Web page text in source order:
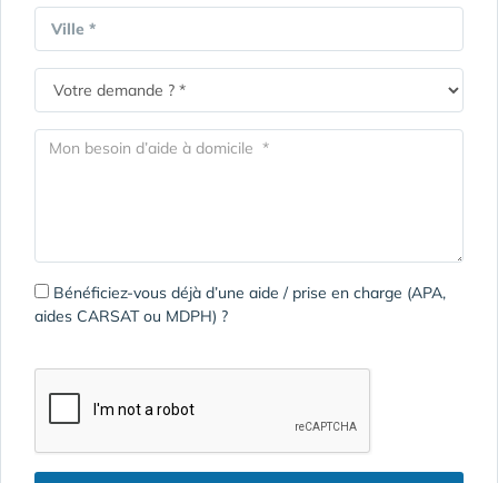
Ville *
Bénéficiez-vous déjà d’une aide / prise en charge (APA,
aides CARSAT ou MDPH) ?